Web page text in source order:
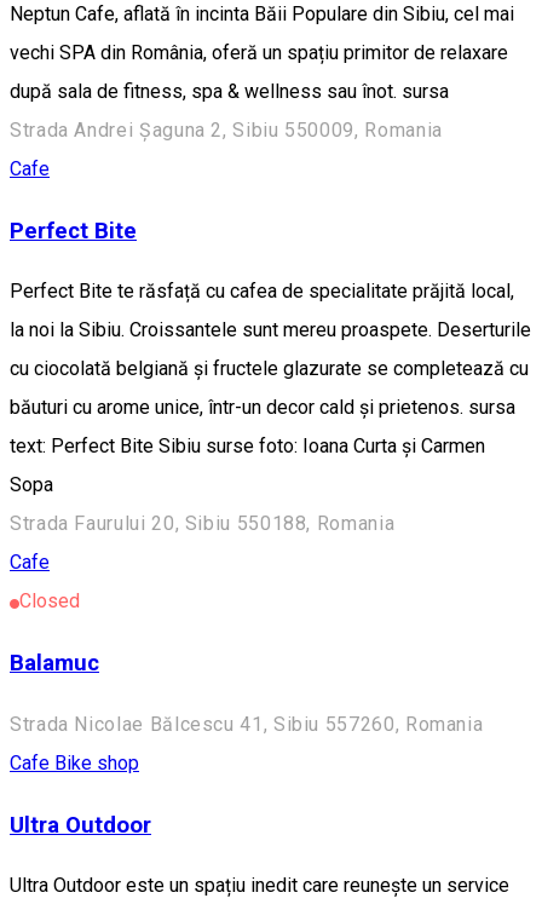
Neptun Cafe, aflată în incinta Băii Populare din Sibiu, cel mai
vechi SPA din România, oferă un spațiu primitor de relaxare
după sala de fitness, spa & wellness sau înot. sursa
Strada Andrei Șaguna 2, Sibiu 550009, Romania
Cafe
Perfect Bite
Perfect Bite te răsfață cu cafea de specialitate prăjită local,
la noi la Sibiu. Croissantele sunt mereu proaspete. Deserturile
cu ciocolată belgiană și fructele glazurate se completează cu
băuturi cu arome unice, într-un decor cald și prietenos. sursa
text: Perfect Bite Sibiu surse foto: Ioana Curta și Carmen
Sopa
Strada Faurului 20, Sibiu 550188, Romania
Cafe
Closed
Balamuc
Strada Nicolae Bălcescu 41, Sibiu 557260, Romania
Cafe Bike shop
Ultra Outdoor
Ultra Outdoor este un spațiu inedit care reunește un service